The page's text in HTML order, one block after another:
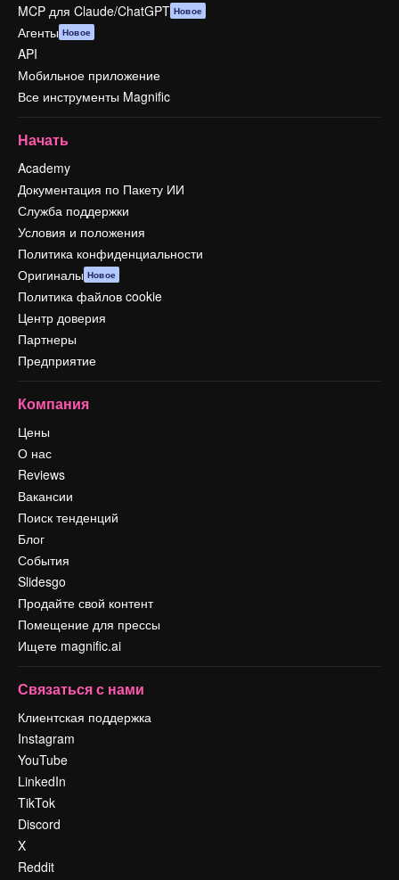
MCP для Claude/ChatGPT Новое
Агенты Новое
API
Мобильное приложение
Все инструменты Magnific
Начать
Academy
Документация по Пакету ИИ
Служба поддержки
Условия и положения
Политика конфиденциальности
Оригиналы Новое
Политика файлов cookie
Центр доверия
Партнеры
Предприятие
Компания
Цены
О нас
Reviews
Вакансии
Поиск тенденций
Блог
События
Slidesgo
Продайте свой контент
Помещение для прессы
Ищете magnific.ai
Связаться с нами
Клиентская поддержка
Instagram
YouTube
LinkedIn
TikTok
Discord
X
Reddit